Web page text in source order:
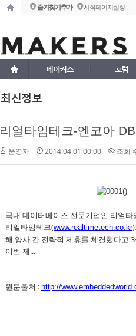
즐겨찾기추가 시작페이지설정
메이커스 포럼
최신정보
리얼타임테크-엔코아
운영자 2014.04.01 00:00 조회
국내 데이터베이스 전문기업인 리얼
리얼타임테크(www.realtimetech.co.kr
해 양사 간 전략적 제휴를 체결했다고
이번 제...
원문출처 : http://